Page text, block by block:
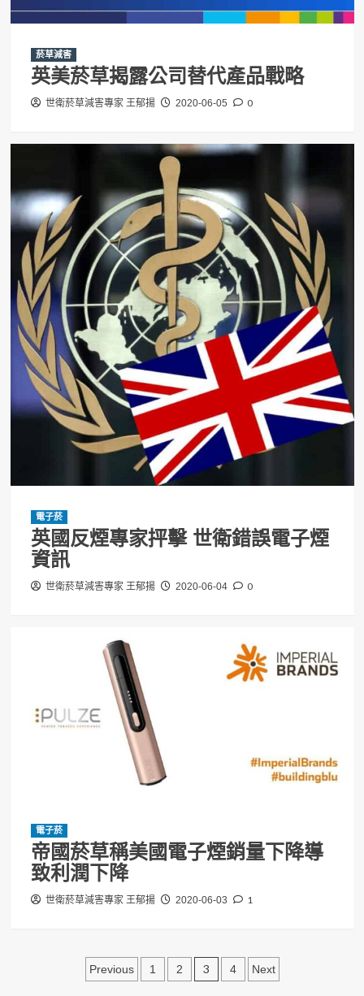
菸草減害
英美菸草揭露公司替代產品戰略
世衛菸草減害專家 王郁揚 2020-06-05 0
電子菸
英國反煙專家抨擊 世衛錯誤電子煙
資訊
世衛菸草減害專家 王郁揚 2020-06-04 0
電子菸
帝國菸草稱美國電子煙銷量下降導
致利潤下降
世衛菸草減害專家 王郁揚 2020-06-03 1
文
Previous 1 2 3 4 Next